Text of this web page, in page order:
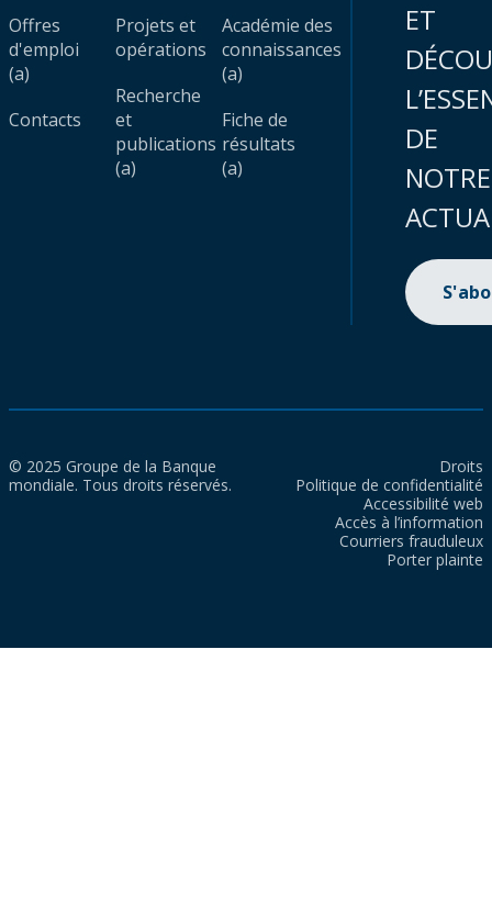
Offres
d'emploi
(a)
Contacts
Projets et
opérations
Recherche
et
publications
(a)
Académie des
connaissances
(a)
Fiche de
résultats
(a)
ET
DE
NOTRE
© 2025 Groupe de la Banque
mondiale. Tous droits réservés.
Droits
Politique de confidentialité
Accessibilité web
Accès à l’information
Courriers frauduleux
Porter plainte